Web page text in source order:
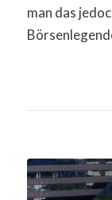
man das